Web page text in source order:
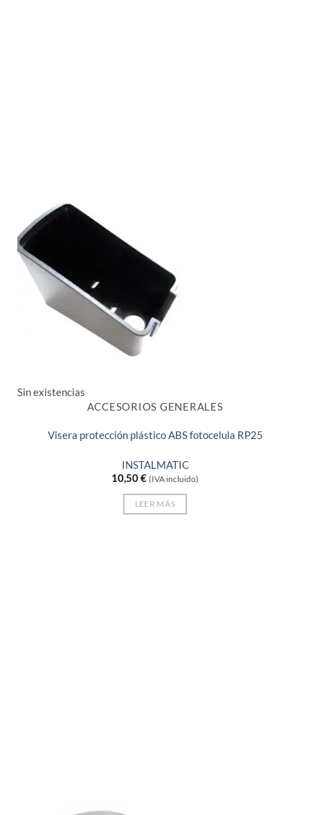
Sin existencias
ACCESORIOS GENERALES
Visera protección plástico ABS fotocelula RP25
INSTALMATIC
10,50€ (IVA incluido)
LEER MÁS